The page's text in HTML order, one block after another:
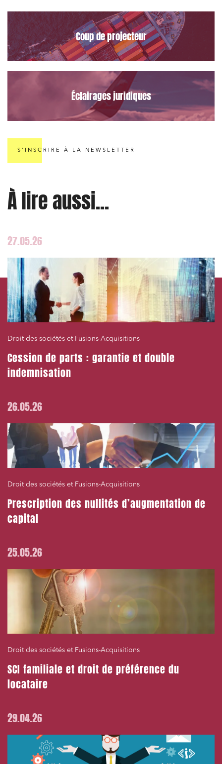
Coup de projecteur
Éclairages juridiques
S'INSCRIRE À LA NEWSLETTER
À lire aussi...
27.05.26
Droit des sociétés et Fusions-Acquisitions
Cession de parts : garantie et double
indemnisation
26.05.26
Droit des sociétés et Fusions-Acquisitions
Prescription des nullités d’augmentation de
capital
25.05.26
Droit des sociétés et Fusions-Acquisitions
SCI familiale et droit de préférence du
locataire
29.04.26
Règlement des litiges
Droit du numérique, données et conformité
Relations sociales et droit du travail
Projets immobiliers
Environnement
Banque finance et assurance